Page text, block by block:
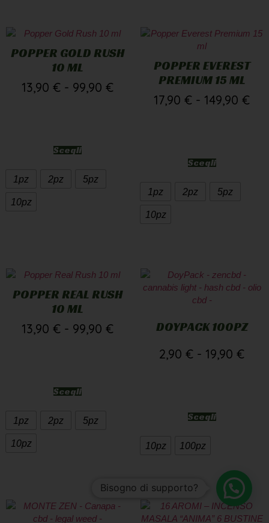
POPPER GOLD RUSH
10 ML
13,90 € - 99,90 €
Scegli
1pz 2pz 5pz
10pz
POPPER EVEREST
PREMIUM 15 ML
17,90 € - 149,90 €
Scegli
1pz 2pz 5pz
10pz
POPPER REAL RUSH
10 ML
13,90 € - 99,90 €
Scegli
1pz 2pz 5pz
10pz
DOYPACK 100PZ
2,90 € - 19,90 €
Scegli
10pz 100pz
Bisogno di supporto?